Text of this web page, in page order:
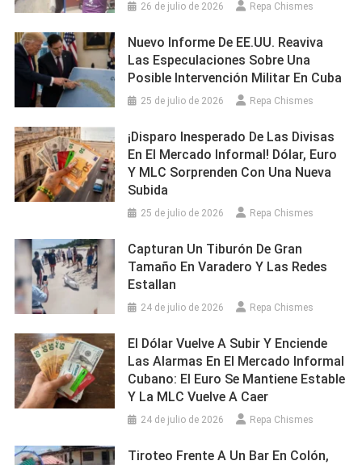
26 de julio de 2026 Repa Chismes
Nuevo Informe De EE.UU. Reaviva
Las Especulaciones Sobre Una
Posible Intervención Militar En Cuba
25 de julio de 2026 Repa Chismes
¡Disparo Inesperado De Las Divisas
En El Mercado Informal! Dólar, Euro
Y MLC Sorprenden Con Una Nueva
Subida
25 de julio de 2026 Repa Chismes
Capturan Un Tiburón De Gran
Tamaño En Varadero Y Las Redes
Estallan
24 de julio de 2026 Repa Chismes
El Dólar Vuelve A Subir Y Enciende
Las Alarmas En El Mercado Informal
Cubano: El Euro Se Mantiene Estable
Y La MLC Vuelve A Caer
24 de julio de 2026 Repa Chismes
Tiroteo Frente A Un Bar En Colón,